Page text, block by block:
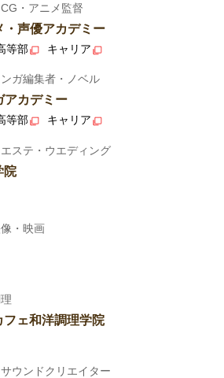
・アニメ監督
声優アカデミー
等部 キャリア
ガ編集者・ノベル
アカデミー
等部 キャリア
ステ・ウエディング
院
・映画
ェ和洋調理学院
ウンドクリエイター